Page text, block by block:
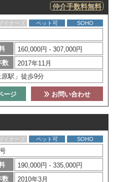
仲介手数料無料
イナーズ ペット可 SOHO
160,000円 - 307,000円
数
2017年11月
駅」徒歩9分
お問い合わせ
ージ
イナーズ ペット可 SOHO
190,000円 - 335,000円
数
2010年3月